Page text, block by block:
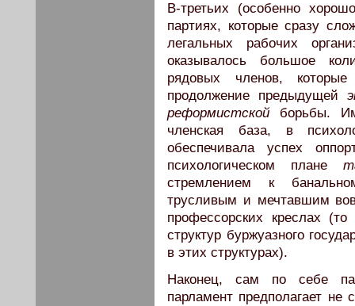
В-третьих (особенно
партиях, которые сразу
легальных рабочих
оказывалось большое
рядовых членов,
продолжение предыдущей
реформистской борьбы.
членская база, в
обеспечивала успех
психологическом плане
стремлением к
трусливым и мечтавшим
профессорских креслах
структур буржуазного
в этих структурах).
Наконец, сам по себе
парламент предполагает не